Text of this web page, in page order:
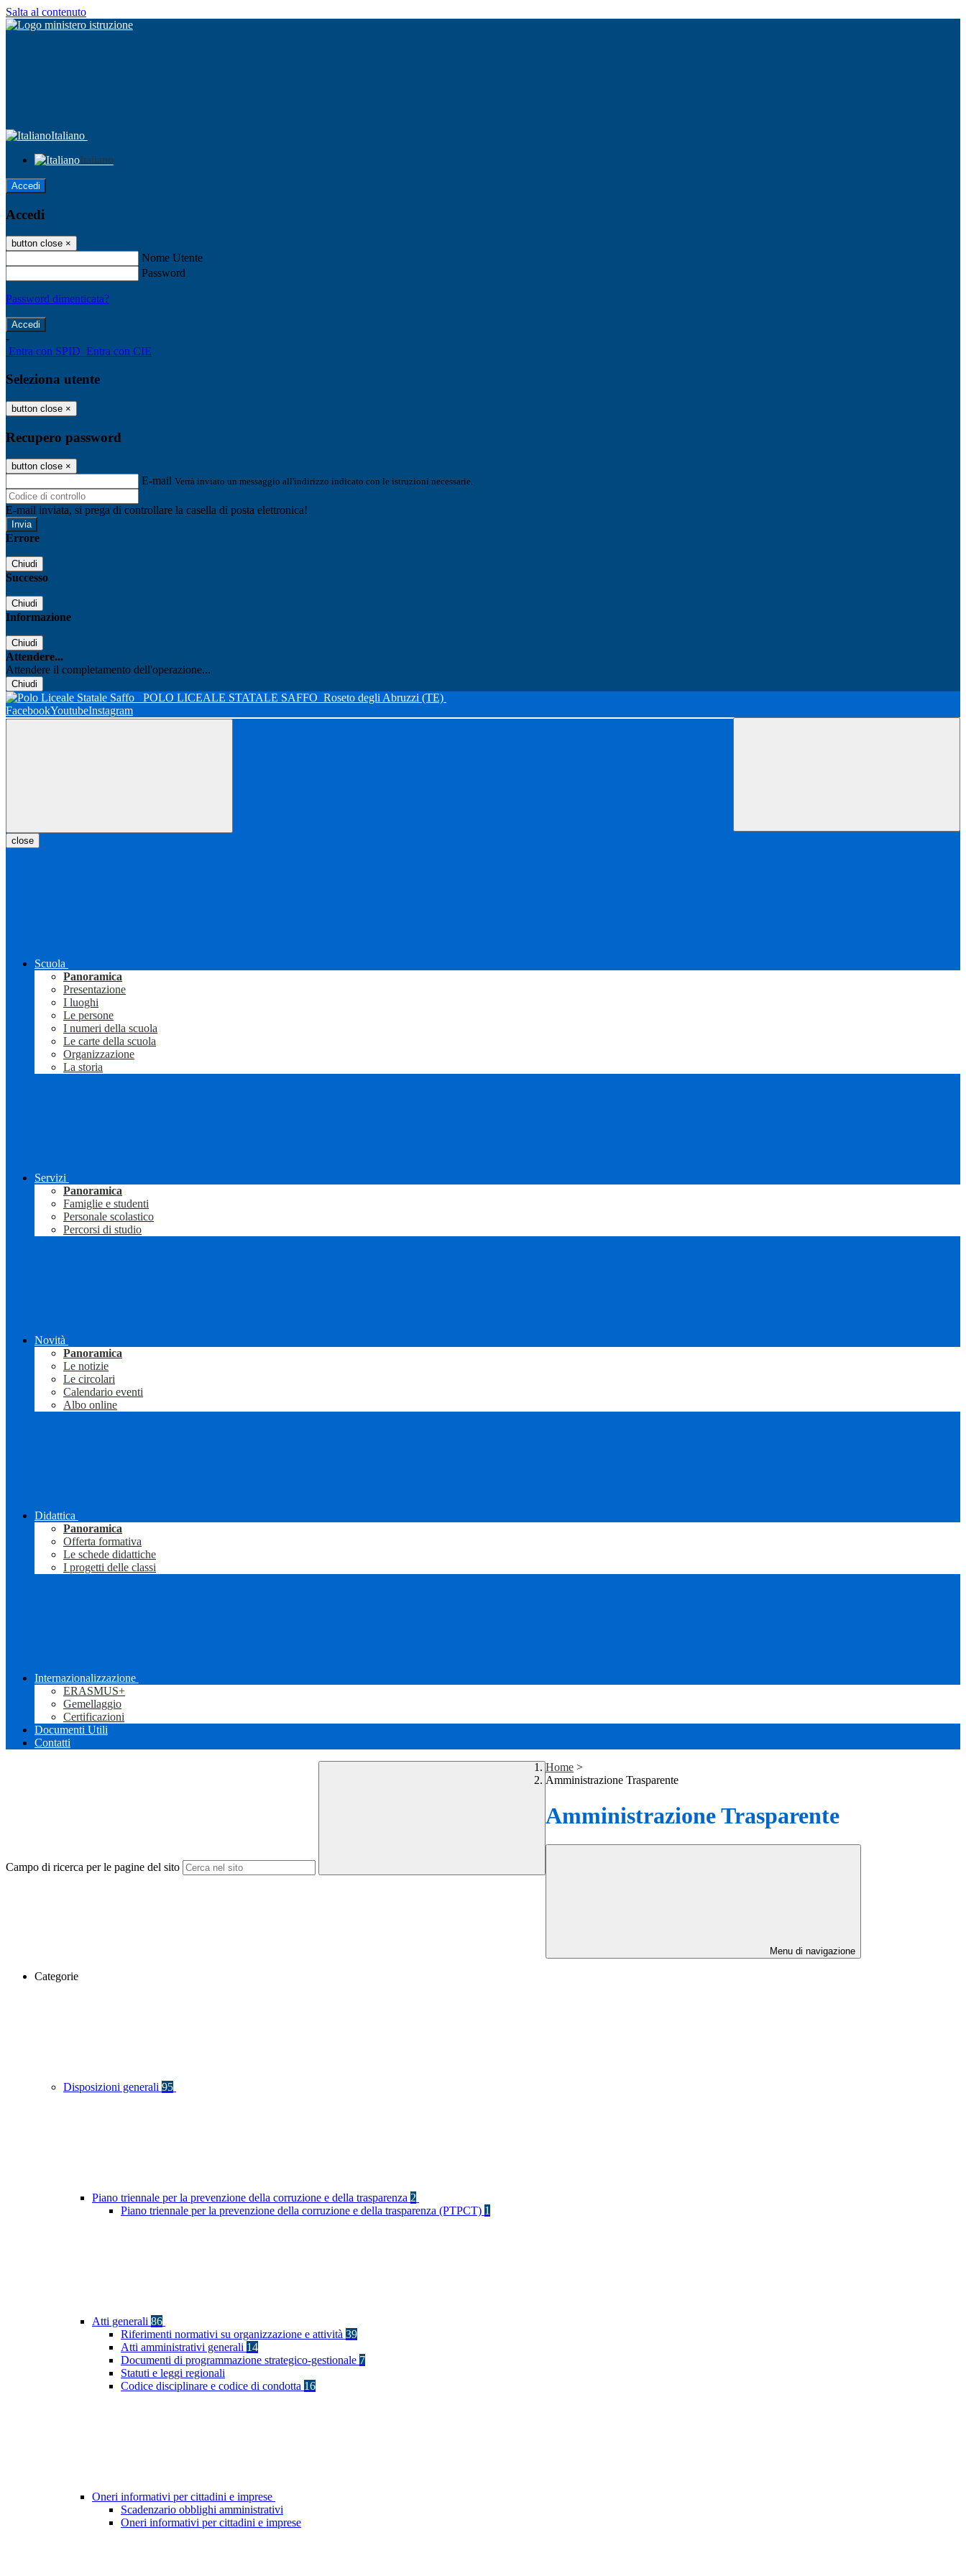
Salta al contenuto
Italiano
Italiano
Accedi
Accedi
button close ×
Nome Utente
Password
Password dimenticata?
-
Entra con SPID Entra con CIE
Seleziona utente
button close ×
Recupero password
button close ×
E-mail Verrà inviato un messaggio all'indirizzo indicato con le istruzioni necessarie.
E-mail inviata, si prega di controllare la casella di posta elettronica!
Errore
Chiudi
Successo
Chiudi
Informazione
Chiudi
Attendere...
Attendere il completamento dell'operazione...
Chiudi
POLO LICEALE STATALE SAFFO Roseto degli Abruzzi (TE)
FacebookYoutubeInstagram
close
Scuola
Panoramica
Presentazione
I luoghi
Le persone
I numeri della scuola
Le carte della scuola
Organizzazione
La storia
Servizi
Panoramica
Famiglie e studenti
Personale scolastico
Percorsi di studio
Novità
Panoramica
Le notizie
Le circolari
Calendario eventi
Albo online
Didattica
Panoramica
Offerta formativa
Le schede didattiche
I progetti delle classi
Internazionalizzazione
ERASMUS+
Gemellaggio
Certificazioni
Documenti Utili
Contatti
Campo di ricerca per le pagine del sito
Home >
Amministrazione Trasparente
Amministrazione Trasparente
Menu di navigazione
Categorie
Disposizioni generali 95
Piano triennale per la prevenzione della corruzione e della trasparenza 2
Piano triennale per la prevenzione della corruzione e della trasparenza (PTPCT) 1
Atti generali 86
Riferimenti normativi su organizzazione e attività 39
Atti amministrativi generali 14
Documenti di programmazione strategico-gestionale 7
Statuti e leggi regionali
Codice disciplinare e codice di condotta 16
Oneri informativi per cittadini e imprese
Scadenzario obblighi amministrativi
Oneri informativi per cittadini e imprese